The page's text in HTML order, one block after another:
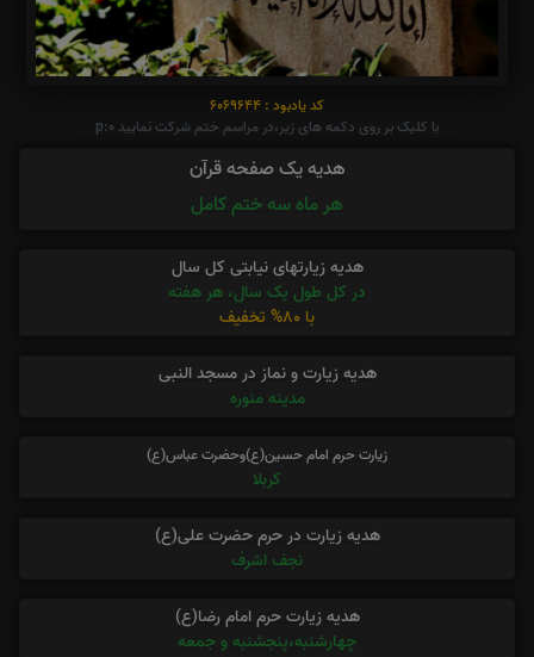
کد یادبود : 6069644
با کلیک بر روی دکمه های زیر،در مراسم ختم شرکت نمایید p:0
هدیه یک صفحه قرآن
هر ماه سه ختم کامل
هدیه زیارتهای نیابتی کل سال
در کل طول یک سال، هر هفته
با 80% تخفیف
هدیه زیارت و نماز در مسجد النبی
مدینه منوره
زیارت حرم امام حسین(ع)وحضرت عباس(ع)
کربلا
هدیه زیارت در حرم حضرت علی(ع)
نجف اشرف
هدیه زیارت حرم امام رضا(ع)
چهارشنبه،پنجشنبه و جمعه